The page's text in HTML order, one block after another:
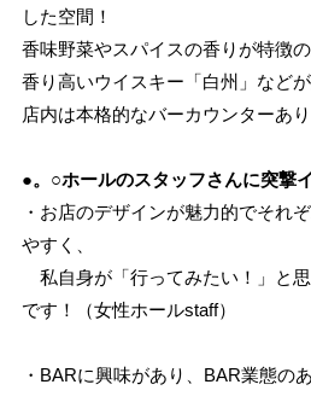
した空間！
香味野菜やスパイスの香りが特徴
香り高いウイスキー「白州」など
店内は本格的なバーカウンターあり
●。○ホールのスタッフさんに突撃
・お店のデザインが魅力的でそれ
やすく、
私自身が「行ってみたい！」と
です！（女性ホールstaff）
・BARに興味があり、BAR業態の